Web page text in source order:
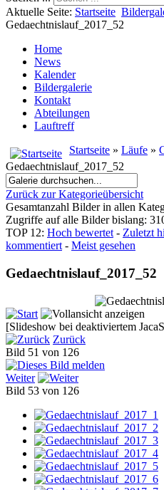
Aktuelle Seite: Startseite
Gedaechtnislauf_2017_52
Home
News
Kalender
Bildergalerie
Kontakt
Abteilungen
Lauftreff
Startseite » Läufe »
Gedaechtnislauf_2017_52
Zurück zur Kategorieübersicht
Gesamtanzahl Bilder in allen
Zugriffe auf alle Bilder bislang:
TOP 12: Hoch bewertet- Zuletzt
kommentiert- Meist gesehen
Gedaechtnislauf_2017_52
[Slideshow bei deaktiviertem
Zurück
Bild 51 von 126
Weiter
Bild 53 von 126